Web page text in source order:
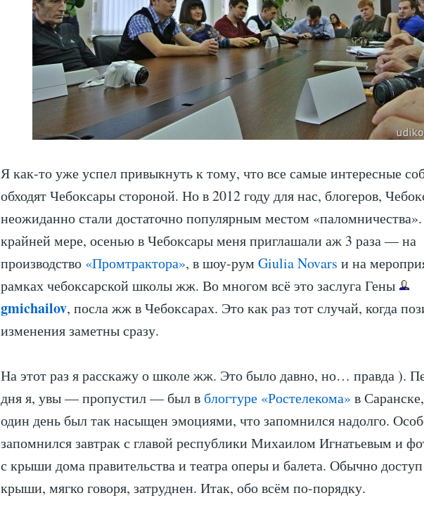
Я как-то уже успел привыкнуть к тому, что все самые интересные
обходят Чебоксары стороной. Но в 2012 году для нас, блогеров,
неожиданно стали достаточно популярным местом
крайней мере, осенью в Чебоксары меня приглашали аж 3 раза — на
производство «Промтрактора», в шоу-рум Giulia Novars и на
рамках чебоксарской школы жж. Во многом всё это заслуга Гены
gmichailov, посла жж в Чебоксарах. Это как раз тот случай, когда
изменения заметны сразу.
На этот раз я расскажу о школе жж. Это было давно, но… правда ).
дня я, увы — пропустил — был в блогтуре «Ростелекома» в
один день был так насыщен эмоциями, что запомнился надолго.
запомнился завтрак с главой республики Михаилом Игнатьевым и
с крыши дома правительства и театра оперы и балета. Обычно
крыши, мягко говоря, затруднен. Итак, обо всём по-порядку.